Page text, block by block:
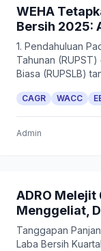
WEHA
Bersih 2025:
1. Pendahuluan
Tahunan
Biasa (RUPSLB)
CAGR WACC
Admin
ADRO
Menggeliat,
Tanggapan
Laba Bersih